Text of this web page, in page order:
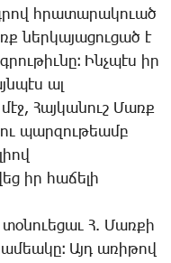
հրա­տա­րա­կո­ւած
ներ­կա­յա­ցու­ցած է
Ինչ­պէս իր
ալ
­Հայ­կա­նուշ ­Մառք
պար­զու­թեամբ
իր հա­ճե­լի
տօ­նո­ւե­ցաւ Հ. ­Մառ­քի
Այդ ա­ռի­թով